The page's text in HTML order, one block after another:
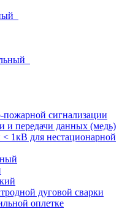
пожарной сигнализации
и передачи данных (медь)
< 1кВ для нестационарной
дуговой сварки
оплетке